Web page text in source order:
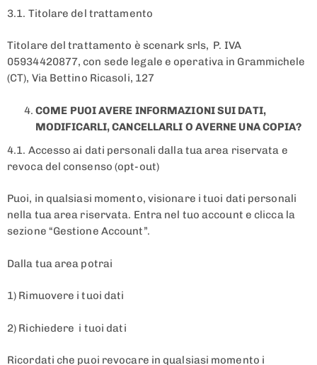
3.1. Titolare del trattamento
Titolare del trattamento è scenark srls, P. IVA
05934420877, con sede legale e operativa in Grammichele
(CT), Via Bettino Ricasoli, 127
COME PUOI AVERE INFORMAZIONI SUI DATI,
MODIFICARLI, CANCELLARLI O AVERNE UNA COPIA?
4.1. Accesso ai dati personali dalla tua area riservata e
revoca del consenso (opt-out)
Puoi, in qualsiasi momento, visionare i tuoi dati personali
nella tua area riservata. Entra nel tuo account e clicca la
sezione “Gestione Account”.
Dalla tua area potrai
1) Rimuovere i tuoi dati
2) Richiedere i tuoi dati
Ricordati che puoi revocare in qualsiasi momento i